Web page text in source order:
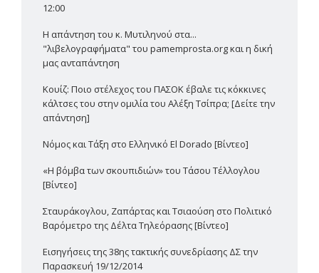
12:00
Η απάντηση του κ. Μυτιληνού στα...
"λιβελογραφήματα" του pamemprosta.org και η δική
μας ανταπάντηση
Κουίζ: Ποιο στέλεχος του ΠΑΣΟΚ έβαλε τις κόκκινες
κάλτσες του στην ομιλία του Αλέξη Τσίπρα; [Δείτε την
απάντηση]
Νόμος και Τάξη στο Ελληνικό El Dorado [Βίντεο]
«Η βόμβα των σκουπιδιών» του Τάσου Τέλλογλου
[Βίντεο]
Σταυράκογλου, Ζαπάρτας και Τσιαούση στο Πολιτικό
Βαρόμετρο της Δέλτα Τηλεόρασης [Βίντεο]
Εισηγήσεις της 38ης τακτικής συνεδρίασης ΔΣ την
Παρασκευή 19/12/2014